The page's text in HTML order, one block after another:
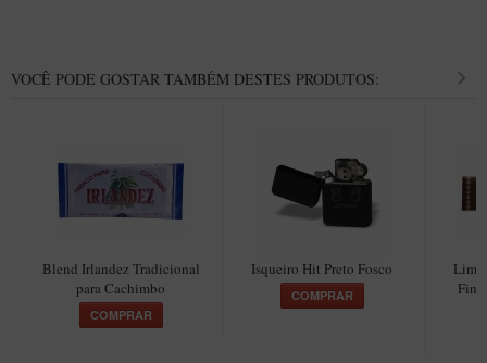
VOCÊ PODE GOSTAR TAMBÉM DESTES PRODUTOS:
Blend Irlandez Tradicional
para Cachimbo
COMPRAR
Isqueiro Hit Preto Fosco
COMPRAR